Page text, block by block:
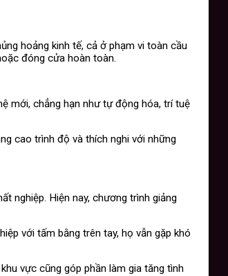
hoảng kinh tế, cả ở phạm vi toàn cầu
đóng cửa hoàn toàn.
mới, chẳng hạn như tự động hóa, trí tuệ
cao trình độ và thích nghi với những
nghiệp. Hiện nay, chương trình giảng
với tấm bằng trên tay, họ vẫn gặp khó
vực cũng góp phần làm gia tăng tình